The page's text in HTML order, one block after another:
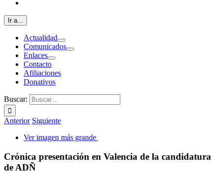
Ir a...
Actualidad
Comunicados
Enlaces
Contacto
Afiliaciones
Donativos
Buscar:
Anterior Siguiente
Ver imagen más grande
Crónica presentación en Valencia de la candidatura
de ADÑ